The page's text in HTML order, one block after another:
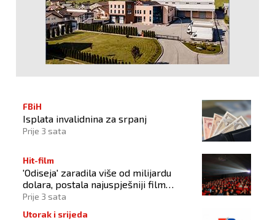
FBiH
Isplata invalidnina za srpanj
Prije 3 sata
Hit-film
'Odiseja' zaradila više od milijardu
dolara, postala najuspješniji film
Christophera Nolana
Prije 3 sata
Utorak i srijeda